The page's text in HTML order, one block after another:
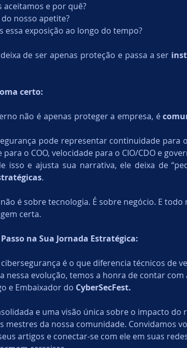
aceitamos e por quê?
nosso apetite?
essa exposição ao longo do tempo?
de ser apenas proteção e passa a ser
certo:
não é apenas proteger a empresa, é
pode representar continuidade para
o COO, velocidade para o CIO/CDO e
.
é sobre tecnologia. É sobre negócio. E
certa.
na Sua Jornada Estratégica:
é o que diferencia técnicos de
nessa evolução, temos a honra de contar com
e Embaixador do CyberSecFest.
e uma visão única sobre o impacto do
mestres da nossa comunidade. Convidamos
artigos e conectar-se com ele em suas